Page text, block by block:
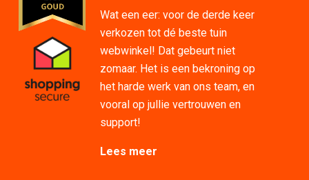
Wat een eer: voor de derde keer
verkozen tot dé beste tuin
webwinkel! Dat gebeurt niet
zomaar. Het is een bekroning op
het harde werk van ons team, en
vooral op jullie vertrouwen en
support!
Lees meer